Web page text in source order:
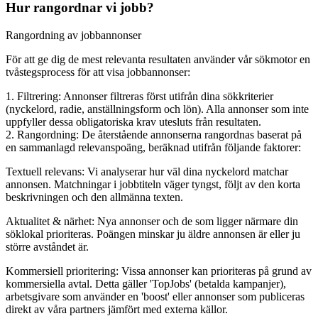
Hur rangordnar vi jobb?
Rangordning av jobbannonser
För att ge dig de mest relevanta resultaten använder vår sökmotor en
tvåstegsprocess för att visa jobbannonser:
1. Filtrering: Annonser filtreras först utifrån dina sökkriterier
(nyckelord, radie, anställningsform och lön). Alla annonser som inte
uppfyller dessa obligatoriska krav utesluts från resultaten.
2. Rangordning: De återstående annonserna rangordnas baserat på
en sammanlagd relevanspoäng, beräknad utifrån följande faktorer:
Textuell relevans: Vi analyserar hur väl dina nyckelord matchar
annonsen. Matchningar i jobbtiteln väger tyngst, följt av den korta
beskrivningen och den allmänna texten.
Aktualitet & närhet: Nya annonser och de som ligger närmare din
söklokal prioriteras. Poängen minskar ju äldre annonsen är eller ju
större avståndet är.
Kommersiell prioritering: Vissa annonser kan prioriteras på grund av
kommersiella avtal. Detta gäller 'TopJobs' (betalda kampanjer),
arbetsgivare som använder en 'boost' eller annonser som publiceras
direkt av våra partners jämfört med externa källor.